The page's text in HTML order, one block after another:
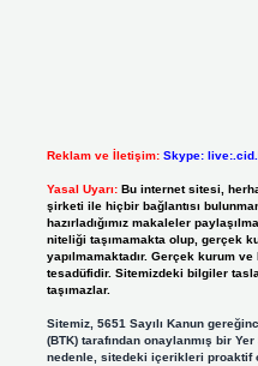
Reklam ve İletişim: Skype:
Yasal Uyarı: Bu internet sitesi,
şirketi ile hiçbir bağlantısı
hazırladığımız makaleler
niteliği taşımamakta olup, gerçek
yapılmamaktadır. Gerçek kurum
tesadüfidir. Sitemizdeki bilgiler
taşımazlar.
Sitemiz, 5651 Sayılı Kanun
(BTK) tarafından onaylanmış bir
nedenle, sitedeki içerikleri proaktif